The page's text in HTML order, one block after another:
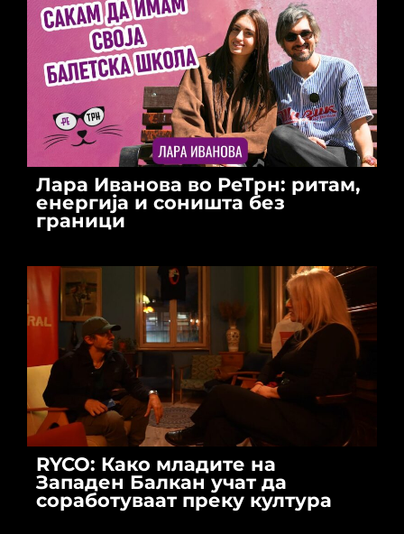
Лара Иванова во РеТрн: ритам,
енергија и соништа без
граници
RYCO: Како младите на
Западен Балкан учат да
соработуваат преку култура